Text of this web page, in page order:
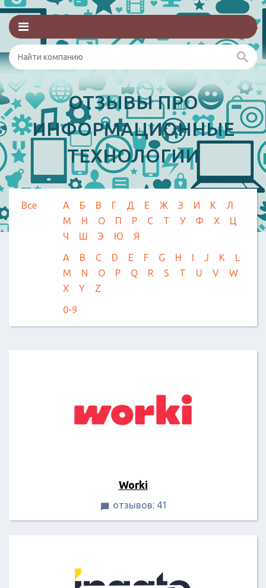
ОТЗЫВЫ ПРО
ИНФОРМАЦИОННЫЕ
ТЕХНОЛОГИИ
Все А Б В Г Д Е Ж З И К
Л
М
Н О П Р С Т У Ф Х
Ц
Ч
Ш Э Ю
Я
A
B C D E F G H I J K
L
M
N O P Q R S T U V
W
X
Y
Z
0-9
Worki
 отзывов: 41